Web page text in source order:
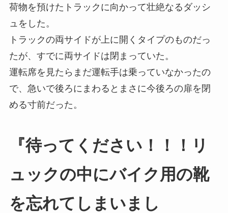
荷物を預けたトラックに向かって壮絶なるダッシ
ュをした。
トラックの両サイドが上に開くタイプのものだっ
たが、すでに両サイドは閉まっていた。
運転席を見たらまだ運転手は乗っていなかったの
で、急いで後ろにまわるとまさに今後ろの扉を閉
める寸前だった。
『待ってください！！！リ
ュックの中にバイク用の靴
を忘れてしまいまし